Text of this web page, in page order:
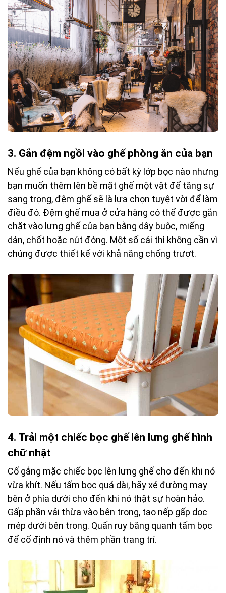
3. Gắn đệm ngồi vào ghế phòng ăn của bạn
Nếu ghế của bạn không có bất kỳ lớp bọc nào nhưng
bạn muốn thêm lên bề mặt ghế một vật để tăng sự
sang trọng, đệm ghế sẽ là lựa chọn tuyệt vời để làm
điều đó. Đệm ghế mua ở cửa hàng có thể được gắn
chặt vào lưng ghế của bạn bằng dây buộc, miếng
dán, chốt hoặc nút đóng. Một số cái thì không cần vì
chúng được thiết kế với khả năng chống trượt.
4. Trải một chiếc bọc ghế lên lưng ghế hình
chữ nhật
Cố gắng mặc chiếc bọc lên lưng ghế cho đến khi nó
vừa khít. Nếu tấm bọc quá dài, hãy xé đường may
bên ở phía dưới cho đến khi nó thật sự hoàn hảo.
Gấp phần vải thừa vào bên trong, tạo nếp gấp dọc
mép dưới bên trong. Quấn ruy băng quanh tấm bọc
để cố định nó và thêm phần trang trí.